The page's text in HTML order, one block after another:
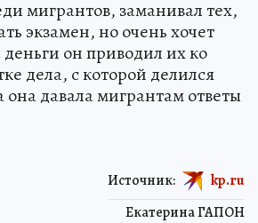
мигрантов, заманивал тех,
экзамен, но очень хочет
он приводил их ко
дела, с которой делился
давала мигрантам ответы
Екатерина ГАПОН
Источник: kp.ru